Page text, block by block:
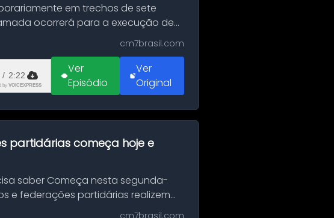
em trechos de sete
ocorrerá para a execução de
cm7brasil.com
/ 2:22
by VOICEXPRESS
Ver
Episódio
Ver
Original
partidárias começa hoje e
saber Começa nesta segunda-
e federações partidárias realizem
cm7brasil.com